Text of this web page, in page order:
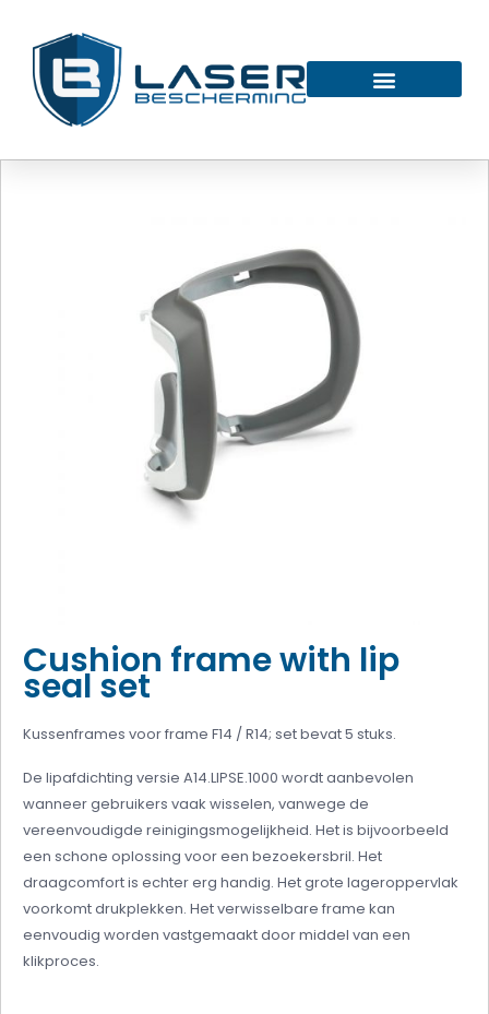
Cushion frame with lip
seal set
Kussenframes voor frame F14 / R14; set bevat 5 stuks.
De lipafdichting versie A14.LIPSE.1000 wordt aanbevolen
wanneer gebruikers vaak wisselen, vanwege de
vereenvoudigde reinigingsmogelijkheid. Het is bijvoorbeeld
een schone oplossing voor een bezoekersbril. Het
draagcomfort is echter erg handig. Het grote lageroppervlak
voorkomt drukplekken. Het verwisselbare frame kan
eenvoudig worden vastgemaakt door middel van een
klikproces.